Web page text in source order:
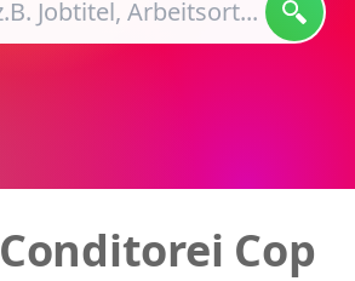
Conditorei Cop